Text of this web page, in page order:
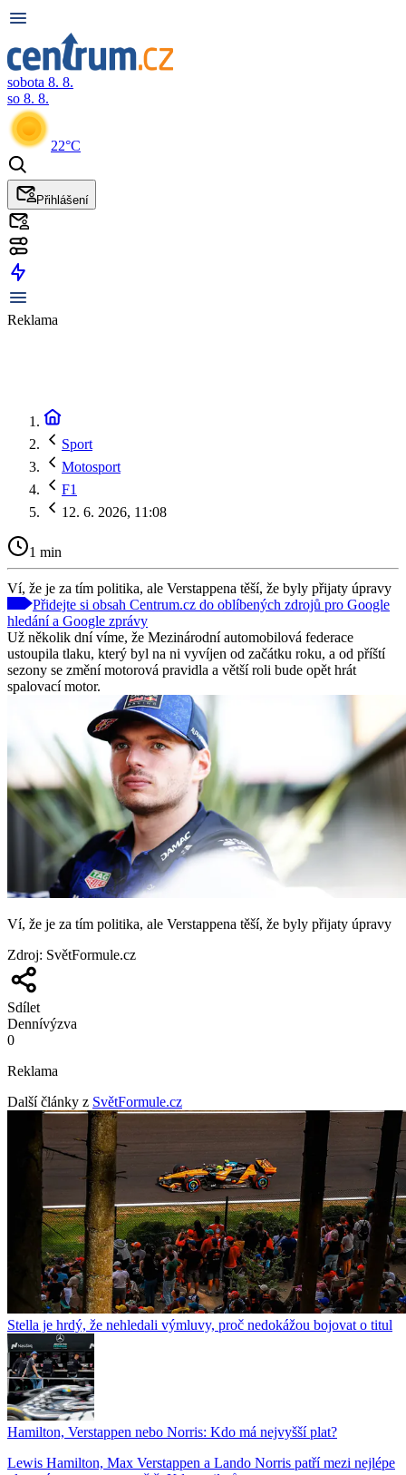
sobota 8. 8.
so 8. 8.
22°C
Přihlášení
Reklama
Sport
Motosport
F1
12. 6. 2026, 11:08
1 min
Ví, že je za tím politika, ale Verstappena těší, že byly přijaty úpravy
Přidejte si obsah Centrum.cz do oblíbených zdrojů pro Google
hledání a Google zprávy
Už několik dní víme, že Mezinárodní automobilová federace
ustoupila tlaku, který byl na ni vyvíjen od začátku roku, a od příští
sezony se změní motorová pravidla a větší roli bude opět hrát
spalovací motor.
Ví, že je za tím politika, ale Verstappena těší, že byly přijaty úpravy
Zdroj: SvětFormule.cz
Sdílet
Dennívýzva
0
Reklama
Další články z SvětFormule.cz
Stella je hrdý, že nehledali výmluvy, proč nedokážou bojovat o titul
Hamilton, Verstappen nebo Norris: Kdo má nejvyšší plat?
Lewis Hamilton, Max Verstappen a Lando Norris patří mezi nejlépe